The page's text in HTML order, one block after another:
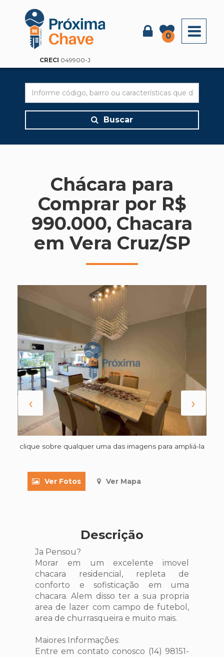
CRECI 049900-J
0
Buscar
Chácara para
Comprar por R$
990.000, Chacara
em Vera Cruz/SP
‹ ›
clique sobre qualquer uma das imagens para ampliá-la
Ver Fotos Ver Mapa
Descrição
Ja Pensou?
Morar em um excelente imovel
chacara residencial, repleta de
conforto e sofisticação em uma
chacara. Alem disso ter a sua propria
area de lazer com campo de futebol,
area de churrasqueira e muito mais.
Maiores Informações:
Entre em contato conosco (14) 98151-